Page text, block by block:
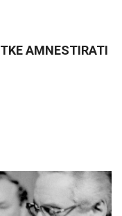
AMNESTIRATI